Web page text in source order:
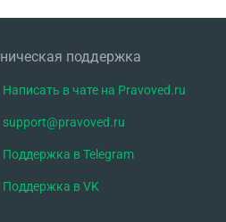
поддержка
Написать в чате на Pravoved.ru
support@pravoved.ru
Поддержка в Telegram
Поддержка в VK